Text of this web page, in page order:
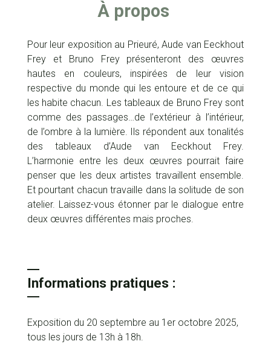
À propos
Pour leur exposition au Prieuré, Aude van Eeckhout
Frey et Bruno Frey présenteront des œuvres
hautes en couleurs, inspirées de leur vision
respective du monde qui les entoure et de ce qui
les habite chacun. Les tableaux de Bruno Frey sont
comme des passages…de l’extérieur à l’intérieur,
de l’ombre à la lumière. Ils répondent aux tonalités
des tableaux d’Aude van Eeckhout Frey.
L’harmonie entre les deux œuvres pourrait faire
penser que les deux artistes travaillent ensemble.
Et pourtant chacun travaille dans la solitude de son
atelier. Laissez-vous étonner par le dialogue entre
deux œuvres différentes mais proches.
Informations pratiques :
Exposition du 20 septembre au 1er octobre 2025,
tous les jours de 13h à 18h.